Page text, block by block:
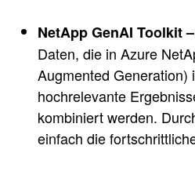
NetApp GenAI Toolkit
Daten, die in Azure
Augmented
hochrelevante
kombiniert werden.
einfach die